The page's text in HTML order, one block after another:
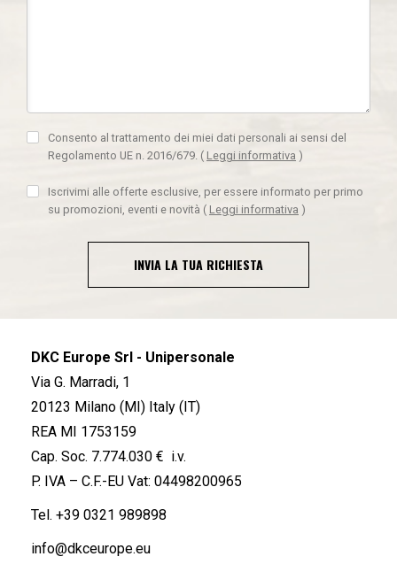
Consento al trattamento dei miei dati personali ai sensi del
Regolamento UE n. 2016/679. ( Leggi informativa )
Iscrivimi alle offerte esclusive, per essere informato per primo
su promozioni, eventi e novità ( Leggi informativa )
INVIA LA TUA RICHIESTA
DKC Europe Srl - Unipersonale
Via G. Marradi, 1
20123 Milano (MI) Italy (IT)
REA MI 1753159
Cap. Soc. 7.774.030 € i.v.
P. IVA – C.F.-EU Vat: 04498200965
Tel. +39 0321 989898
info@dkceurope.eu